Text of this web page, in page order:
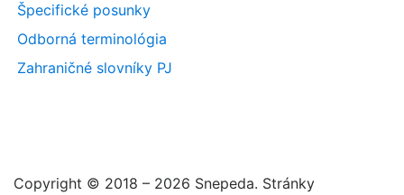
Špecifické posunky
Odborná terminológia
Zahraničné slovníky PJ
Copyright © 2018 – 2026 Snepeda. Stránky